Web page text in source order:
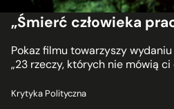
„Śmierć człowieka
Pokaz filmu towarzyszy
„23 rzeczy, których nie mówią
Krytyka Polityczna